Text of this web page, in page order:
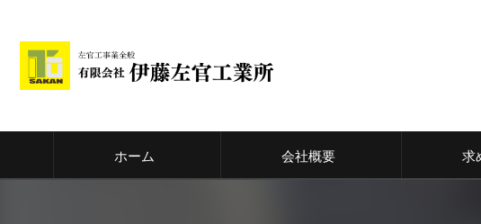
ホーム 会社概要 求